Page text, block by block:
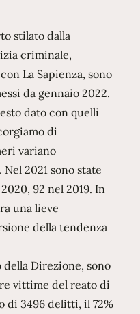
stilato dalla
criminale,
La Sapienza, sono
da gennaio 2022.
dato con quelli
di
variano
2021 sono state
92 nel 2019. In
una lieve
della tendenza
Direzione, sono
vittime del reato di
di 3496 delitti, il 72%